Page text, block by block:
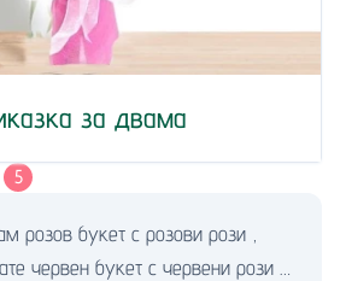
за двама
5
розов букет с розови рози ,
червен букет с червени рози …